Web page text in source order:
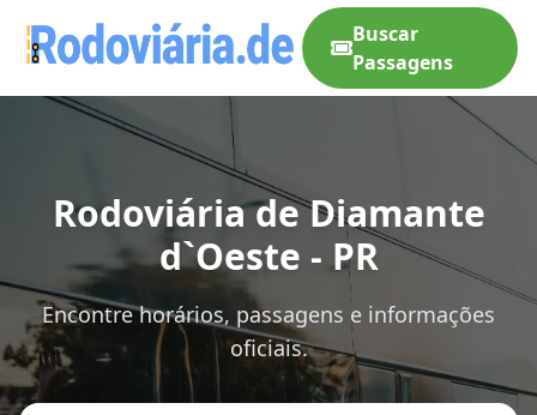
Buscar
Passagens
Rodoviária de Diamante
d`Oeste - PR
Encontre horários, passagens e informações
oficiais.